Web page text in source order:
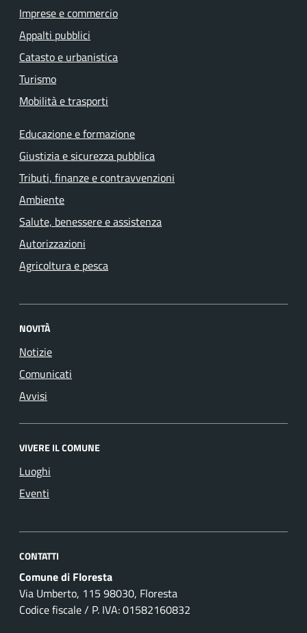
Imprese e commercio
Appalti pubblici
Catasto e urbanistica
Turismo
Mobilità e trasporti
Educazione e formazione
Giustizia e sicurezza pubblica
Tributi, finanze e contravvenzioni
Ambiente
Salute, benessere e assistenza
Autorizzazioni
Agricoltura e pesca
NOVITÀ
Notizie
Comunicati
Avvisi
VIVERE IL COMUNE
Luoghi
Eventi
CONTATTI
Comune di Floresta
Via Umberto, 115 98030, Floresta
Codice fiscale / P. IVA: 01582160832